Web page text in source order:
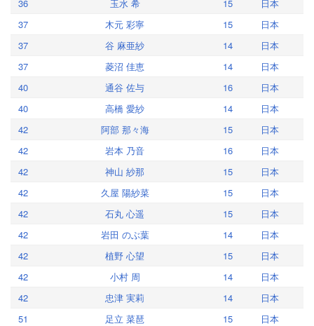
36 玉水 希 15
日本
37
木元 彩寧 15
日本
37
谷 麻亜紗 14
日本
37
菱沼 佳恵 14
日本
40
通谷 佐与 16
日本
40
高橋 愛紗 14
日本
42
阿部 那々海 15
日本
42
岩本 乃音 16
日本
42
神山 紗那 15
日本
42
久屋 陽紗菜 15
日本
42
石丸 心遥 15
日本
42
岩田 のぶ葉 14
日本
42
植野 心望 15
日本
42
小村 周 14
日本
42
忠津 実莉 14
日本
51
足立 菜琶 15
日本